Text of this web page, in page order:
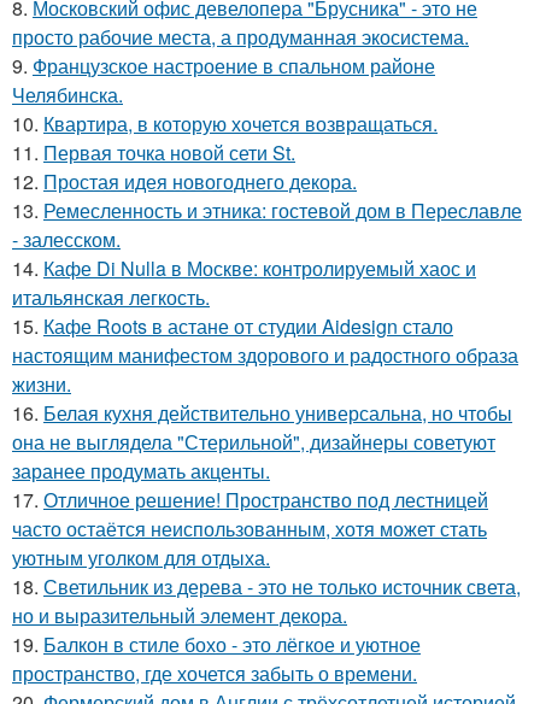
8. Московский офис девелопера "Брусника" - это не
просто рабочие места, а продуманная экосистема.
9. Французское настроение в спальном районе
Челябинска.
10. Квартира, в которую хочется возвращаться.
11. Первая точка новой сети St.
12. Простая идея новогоднего декора.
13. Ремесленность и этника: гостевой дом в Переславле
- залесском.
14. Кафе Di Nulla в Москве: контролируемый хаос и
итальянская легкость.
15. Кафе Roots в астане от студии Aidesign стало
настоящим манифестом здорового и радостного образа
жизни.
16. Белая кухня действительно универсальна, но чтобы
она не выглядела "Стерильной", дизайнеры советуют
заранее продумать акценты.
17. Отличное решение! Пространство под лестницей
часто остаётся неиспользованным, хотя может стать
уютным уголком для отдыха.
18. Светильник из дерева - это не только источник света,
но и выразительный элемент декора.
19. Балкон в стиле бохо - это лёгкое и уютное
пространство, где хочется забыть о времени.